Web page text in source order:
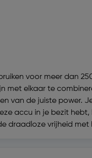
voor meer dan
met elkaar te
van de juiste power.
accu in je bezit
draadloze vrijheid met